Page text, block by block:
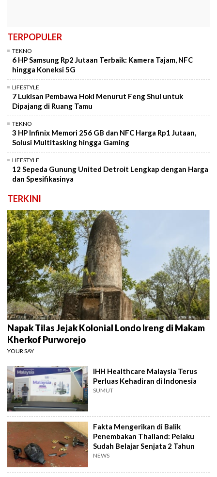
TERPOPULER
TEKNO
6 HP Samsung Rp2 Jutaan Terbaik: Kamera Tajam, NFC
hingga Koneksi 5G
LIFESTYLE
7 Lukisan Pembawa Hoki Menurut Feng Shui untuk
Dipajang di Ruang Tamu
TEKNO
3 HP Infinix Memori 256 GB dan NFC Harga Rp1 Jutaan,
Solusi Multitasking hingga Gaming
LIFESTYLE
12 Sepeda Gunung United Detroit Lengkap dengan Harga
dan Spesifikasinya
TERKINI
Napak Tilas Jejak Kolonial Londo Ireng di Makam
Kherkof Purworejo
YOUR SAY
IHH Healthcare Malaysia Terus
Perluas Kehadiran di Indonesia
SUMUT
Fakta Mengerikan di Balik
Penembakan Thailand: Pelaku
Sudah Belajar Senjata 2 Tahun
NEWS